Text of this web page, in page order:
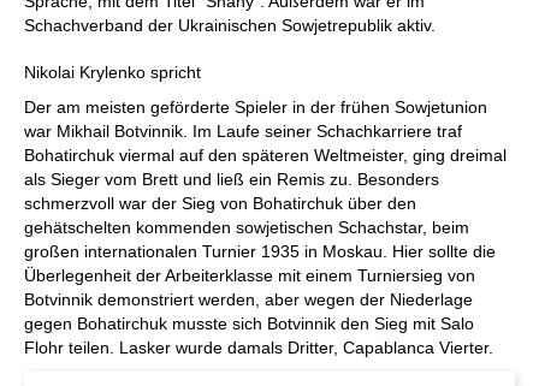
Schachverband der Ukrainischen Sowjetrepublik aktiv.
Nikolai Krylenko spricht
Der am meisten geförderte Spieler in der frühen Sowjetunion
war Mikhail Botvinnik. Im Laufe seiner Schachkarriere traf
Bohatirchuk viermal auf den späteren Weltmeister, ging dreimal
als Sieger vom Brett und ließ ein Remis zu. Besonders
schmerzvoll war der Sieg von Bohatirchuk über den
gehätschelten kommenden sowjetischen Schachstar, beim
großen internationalen Turnier 1935 in Moskau. Hier sollte die
Überlegenheit der Arbeiterklasse mit einem Turniersieg von
Botvinnik demonstriert werden, aber wegen der Niederlage
gegen Bohatirchuk musste sich Botvinnik den Sieg mit Salo
Flohr teilen. Lasker wurde damals Dritter, Capablanca Vierter.